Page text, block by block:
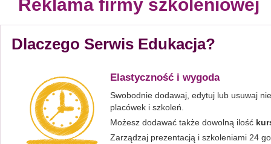
Reklama firmy szkoleniowej
Dlaczego Serwis Edukacja?
Elastyczność i wygoda
Swobodnie dodawaj, edytuj lub usuwaj
placówek i szkoleń.
Możesz dodawać także dowolną ilość
Zarządzaj prezentacją i szkoleniami 24